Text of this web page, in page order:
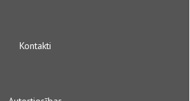
Kontakti